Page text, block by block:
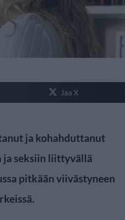
Jaa X
ja kohahduttanut
ja seksiin liittyvällä
pitkään viivästyneen